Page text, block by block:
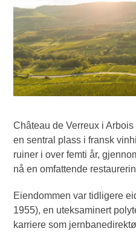
Château de Verreux i
en sentral plass i fransk
ruiner i over femti år,
nå en omfattende
Eiendommen var tidligere
1955), en uteksaminert
karriere som